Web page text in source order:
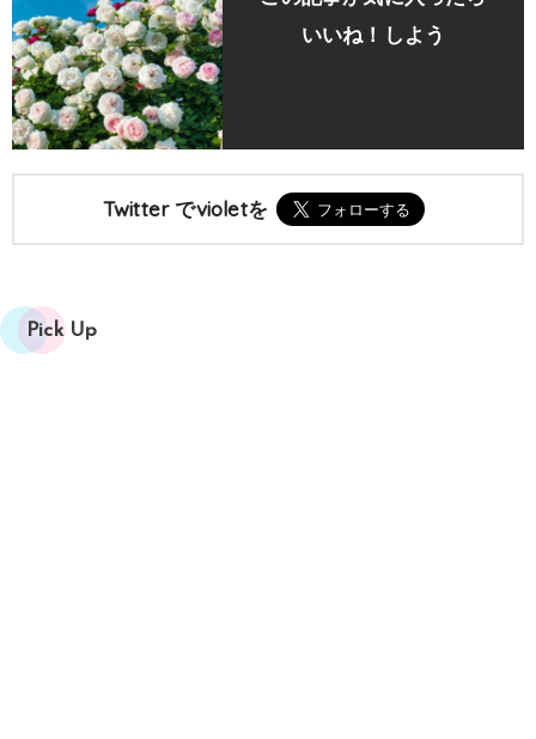
いいね！しよう
Twitter でvioletを
Pick Up